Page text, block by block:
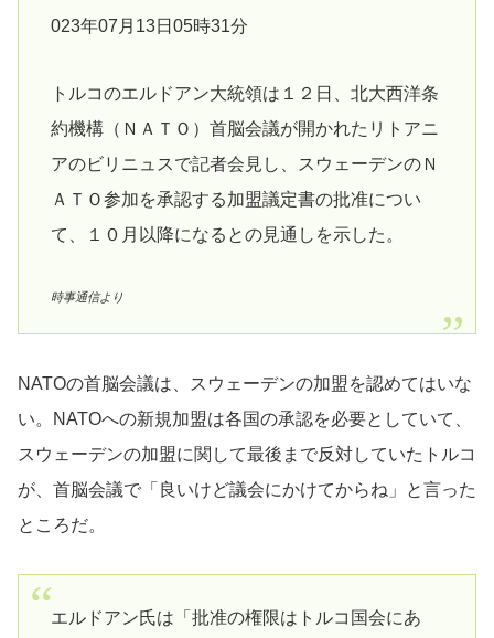
023年07月13日05時31分
トルコのエルドアン大統領は１２日、北大西洋条
約機構（ＮＡＴＯ）首脳会議が開かれたリトアニ
アのビリニュスで記者会見し、スウェーデンのＮ
ＡＴＯ参加を承認する加盟議定書の批准につい
て、１０月以降になるとの見通しを示した。
時事通信より
NATOの首脳会議は、スウェーデンの加盟を認めてはいな
い。NATOへの新規加盟は各国の承認を必要としていて、
スウェーデンの加盟に関して最後まで反対していたトルコ
が、首脳会議で「良いけど議会にかけてからね」と言った
ところだ。
エルドアン氏は「批准の権限はトルコ国会にあ